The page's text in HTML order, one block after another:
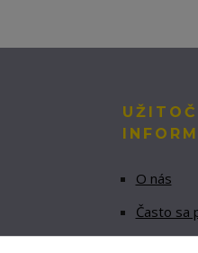
O nás
Často sa